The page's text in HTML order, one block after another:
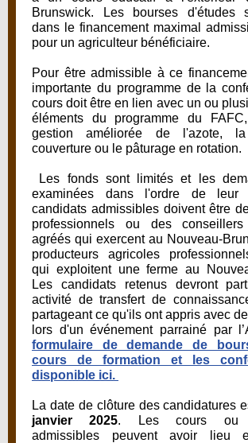
Brunswick. Les bourses d'études
dans le financement maximal
pour un agriculteur bénéficiaire.
Pour être admissible à ce
importante du programme de la
cours doit être en lien avec un ou
éléments du programme du
gestion améliorée de l'azote,
couverture ou le pâturage en rotation.
Les fonds sont limités et les
examinées dans l'ordre de leur
candidats admissibles doivent être
professionnels ou des
agréés qui exercent au Nouveau-
producteurs agricoles
qui exploitent une ferme au
Les candidats retenus devront
activité de transfert de
partageant ce qu'ils ont appris avec
lors d'un événement parrainé par
formulaire de demande de
cours de formation et les
disponible ici.
La date de clôture des candidatures
janvier 2025. Les cours ou
admissibles peuvent avoir lieu